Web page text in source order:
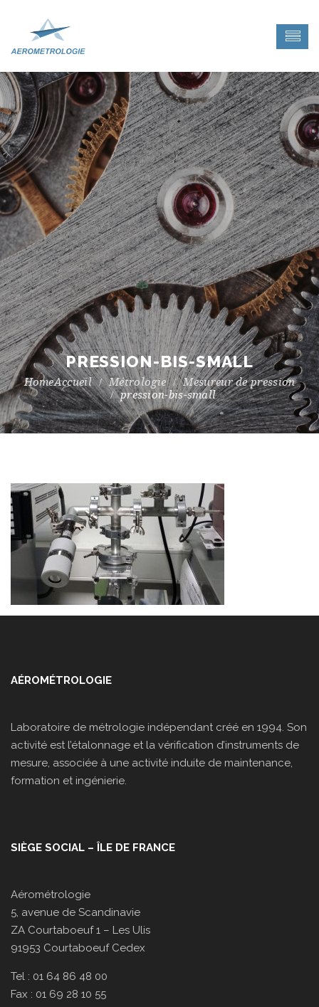
PRESSION-BIS-SMALL
Accueil Métrologie
Mesureur de pression
pression-bis-small
AÉROMÉTROLOGIE
Laboratoire de métrologie indépendant créé en 1994. Son
activité est l’étalonnage et la vérification d’instruments de
mesure, associée à une activité induite de maintenance,
formation et ingénierie.
SIÈGE SOCIAL – ÎLE DE FRANCE
Aérométrologie
5, avenue de Scandinavie
ZA Courtaboeuf 1 – Les Ulis
91953 Courtaboeuf Cedex
Tel : 01 64 86 48 00
Fax : 01 69 28 10 55